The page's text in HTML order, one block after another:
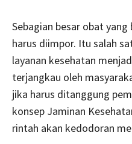
Sebagian besar obat
harus diimpor. Itu salah
layanan kesehatan
terjangkau oleh
jika harus ditanggung
konsep Jaminan
rintah akan kedodoran